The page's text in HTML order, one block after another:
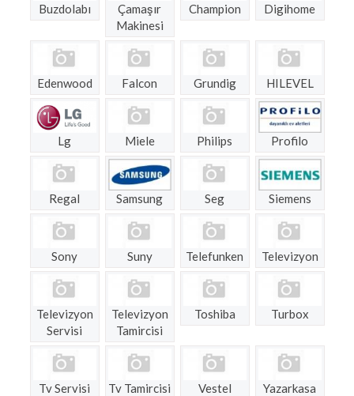
Buzdolabı
Çamaşır
Makinesi
Champion Digihome
Edenwood Falcon Grundig HILEVEL
Lg Miele Philips Profilo
Regal Samsung Seg Siemens
Sony Suny Telefunken Televizyon
Televizyon
Servisi
Televizyon
Tamircisi
Toshiba Turbox
Tv Servisi Tv Tamircisi Vestel Yazarkasa